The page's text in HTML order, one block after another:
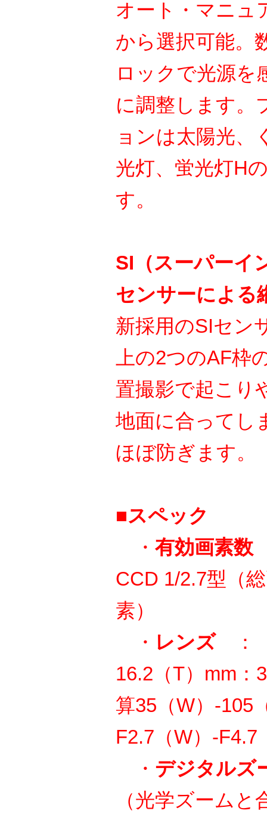
オート・マニュ
から選択可能。
ロックで光源を
に調整します。
ョンは太陽光、
光灯、蛍光灯H
す。
SI（スーパーイ
センサーによる
新採用のSIセン
上の2つのAF枠
置撮影で起こり
地面に合ってし
ほぼ防ぎます。
■スペック
・ 有効画素数
CCD 1/2.7型（
素）
・ レンズ：
16.2（T）mm：
算35（W）‐105
F2.7（W）‐F4.7
・ デジタルズ
（光学ズーム